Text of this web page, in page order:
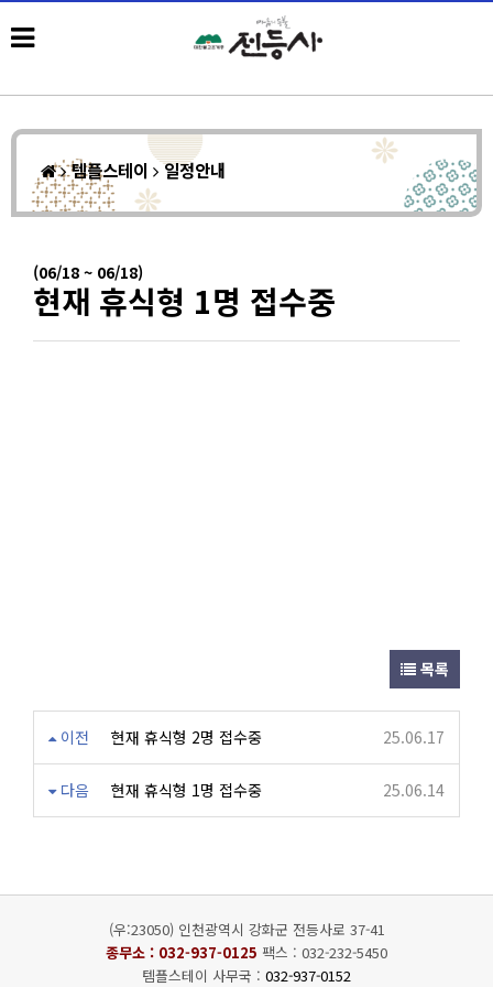
템플스테이 일정안내
(06/18 ~ 06/18)
현재 휴식형 1명 접수중
목록
이전 현재 휴식형 2명 접수중 25.06.17
다음 현재 휴식형 1명 접수중 25.06.14
(우:23050) 인천광역시 강화군 전등사로 37-41
종무소 : 032-937-0125 팩스 : 032-232-5450
템플스테이 사무국 : 032-937-0152